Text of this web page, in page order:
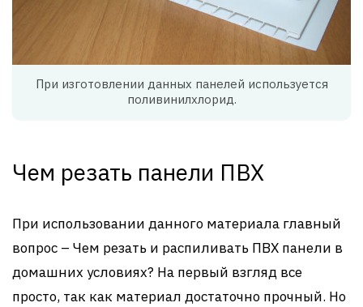
При изготовлении данных панелей используется
поливинилхлорид.
Чем резать панели ПВХ
При использовании данного материала главный
вопрос – Чем резать и распиливать ПВХ панели в
домашних условиях? На первый взгляд все
просто, так как материал достаточно прочный. Но